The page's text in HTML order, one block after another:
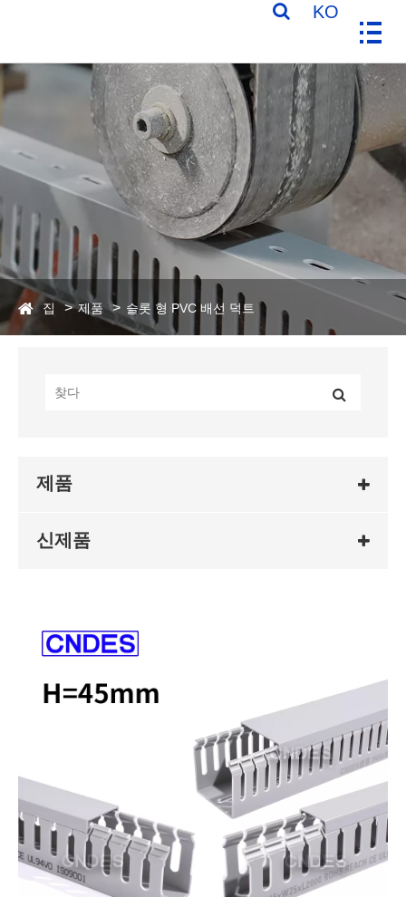
KO
집 제품 슬롯 형 PVC 배선 덕트
제품
신제품